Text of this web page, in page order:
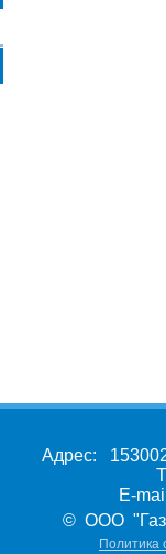
Адрес:
E-
© ООО
Политика